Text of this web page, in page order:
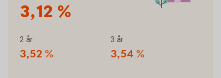
3,12 %
2 år
3,52 %
3 år
3,54 %